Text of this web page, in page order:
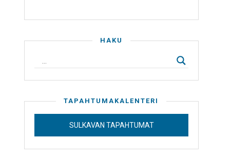
HAKU
TAPAHTUMAKALENTERI
SULKAVAN TAPAHTUMAT